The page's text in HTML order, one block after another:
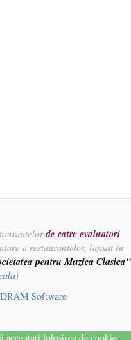
de catre evaluatori
a restaurantelor, lansat in
pentru Muzica Clasica"
)
Software